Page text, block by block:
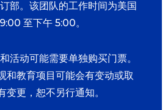
部。该团队的工作时间为美国
至下午 5:00。
活动可能需要单独购买门票。
和教育项目可能会有变动或取
变更，恕不另行通知。